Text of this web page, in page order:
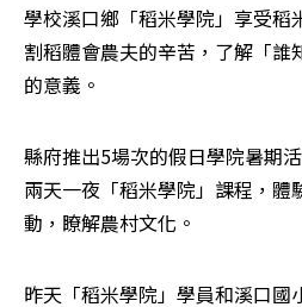
學校溪口鄉「稻米學院」享受稻
割稻體會農夫的辛苦，了解「誰
的意義。
縣府推出5場次的假日學院暑期
兩天一夜「稻米學院」課程，體
動，瞭解農村文化。
昨天「稻米學院」學員和溪口國